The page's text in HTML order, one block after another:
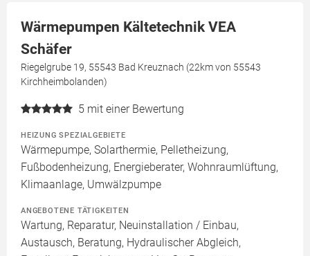
Wärmepumpen Kältetechnik VEA
Schäfer
Riegelgrube 19, 55543 Bad Kreuznach (22km von 55543
Kirchheimbolanden)
5 mit einer Bewertung
HEIZUNG SPEZIALGEBIETE
Wärmepumpe, Solarthermie, Pelletheizung,
Fußbodenheizung, Energieberater, Wohnraumlüftung,
Klimaanlage, Umwälzpumpe
ANGEBOTENE TÄTIGKEITEN
Wartung, Reparatur, Neuinstallation / Einbau,
Austausch, Beratung, Hydraulischer Abgleich,